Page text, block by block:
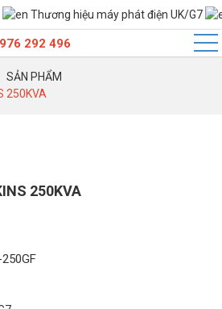
Thương hiệu máy phát điện UK/G7
292 496
SẢN PHẨM
250KVA
250KVA